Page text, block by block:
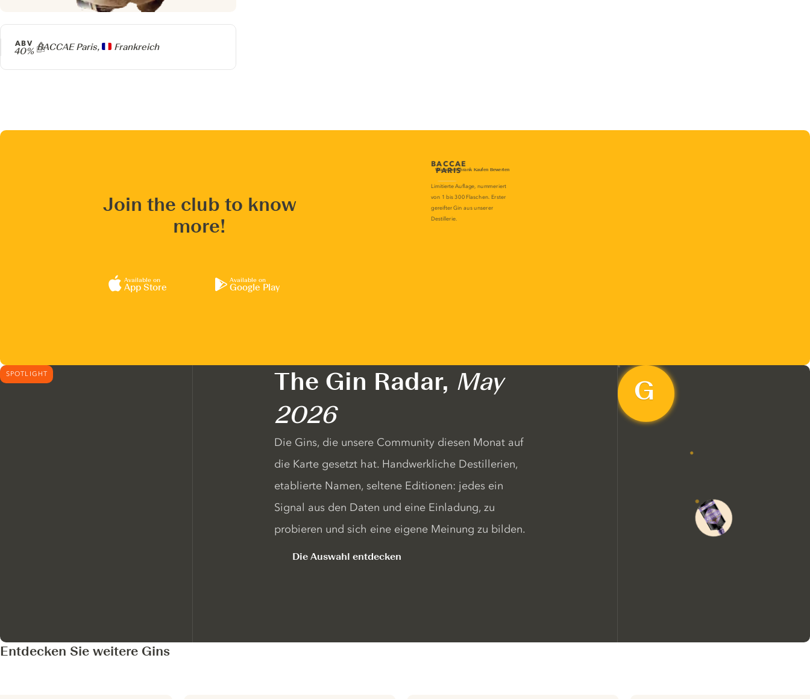
Producer
BACCAE Paris, Frankreich
ABV
40%
Join the club to know
more!
Available on
App Store
Available on
Google Play
SPOTLIGHT The Gin Radar, May
2026
Die Gins, die unsere Community diesen Monat auf
die Karte gesetzt hat. Handwerkliche Destillerien,
etablierte Namen, seltene Editionen: jedes ein
Signal aus den Daten und eine Einladung, zu
probieren und sich eine eigene Meinung zu bilden.
Die Auswahl entdecken
Entdecken Sie weitere Gins